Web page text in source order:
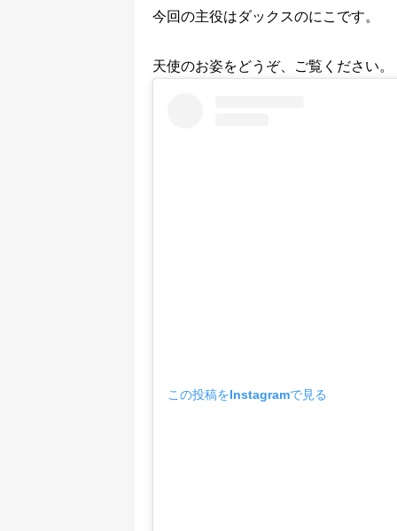
今回の主役はダックスのにこです。
天使のお姿をどうぞ、ご覧ください。
この投稿をInstagramで見る